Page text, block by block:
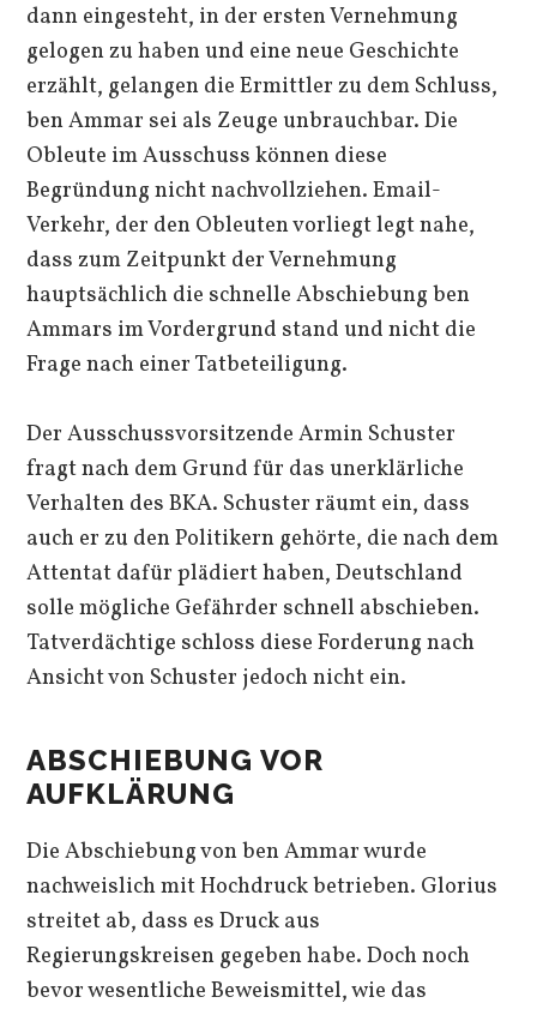
dann eingesteht, in der ersten Vernehmung
gelogen zu haben und eine neue Geschichte
erzählt, gelangen die Ermittler zu dem Schluss,
ben Ammar sei als Zeuge unbrauchbar. Die
Obleute im Ausschuss können diese
Begründung nicht nachvollziehen. Email-
Verkehr, der den Obleuten vorliegt legt nahe,
dass zum Zeitpunkt der Vernehmung
hauptsächlich die schnelle Abschiebung ben
Ammars im Vordergrund stand und nicht die
Frage nach einer Tatbeteiligung.
Der Ausschussvorsitzende Armin Schuster
fragt nach dem Grund für das unerklärliche
Verhalten des BKA. Schuster räumt ein, dass
auch er zu den Politikern gehörte, die nach dem
Attentat dafür plädiert haben, Deutschland
solle mögliche Gefährder schnell abschieben.
Tatverdächtige schloss diese Forderung nach
Ansicht von Schuster jedoch nicht ein.
ABSCHIEBUNG VOR
AUFKLÄRUNG
Die Abschiebung von ben Ammar wurde
nachweislich mit Hochdruck betrieben. Glorius
streitet ab, dass es Druck aus
Regierungskreisen gegeben habe. Doch noch
bevor wesentliche Beweismittel, wie das